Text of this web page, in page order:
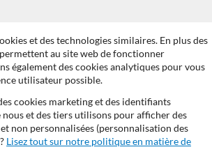
et des technologies similaires. En plus des
au site web de fonctionner
également des cookies analytiques pour vous
utilisateur possible.
cookies marketing et des identifiants
et des tiers utilisons pour afficher des
non personnalisées (personnalisation des
Lisez tout sur notre politique en matière de